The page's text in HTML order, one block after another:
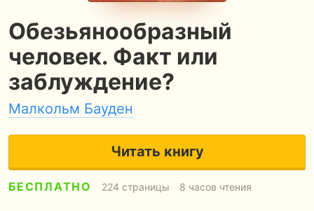
Обезьянообразный
человек. Факт или
заблуждение?
Малкольм Бауден
Читать книгу
БЕСПЛАТНО 224 страницы 8 часов чтения